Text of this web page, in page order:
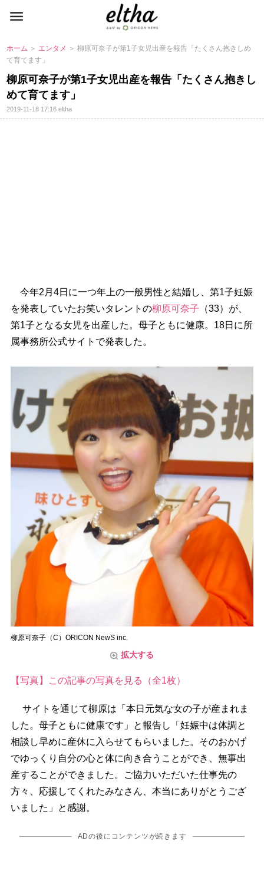
ホーム ＞ エンタメ ＞ 柳原可奈子が第1子女児出産を報告「たくさん抱きしめ
て育てます」
柳原可奈子が第1子女児出産を報告「たくさん抱きし
めて育てます」
2019-11-18 17:16eltha
今年2月4日に一つ年上の一般男性と結婚し、第1子妊娠
を発表していたお笑いタレントの柳原可奈子 （33）が、
第1子となる女児を出産した。母子ともに健康。18日に所
属事務所公式サイトで発表した。
柳原可奈子（C）ORICON NewS inc.
拡大する
【写真】この記事の写真を見る（全1枚）
サイトを通じて柳原は「本日元気な女の子が産まれま
した。母子ともに健康です」と報告し「妊娠中は体調と
相談し早めに産休に入らせてもらいました。そのおかげ
でゆっくり自分の心と体に向き合うことができ、無事出
産することができました。ご協力いただいた仕事先の
方々、応援してくれたみなさん、本当にありがとうござ
いました」と感謝。
ADの後にコンテンツが続きます